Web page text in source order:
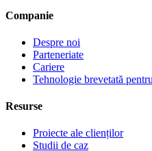
Companie
Despre noi
Parteneriate
Cariere
Tehnologie brevetată
Resurse
Proiecte ale clienților
Studii de caz